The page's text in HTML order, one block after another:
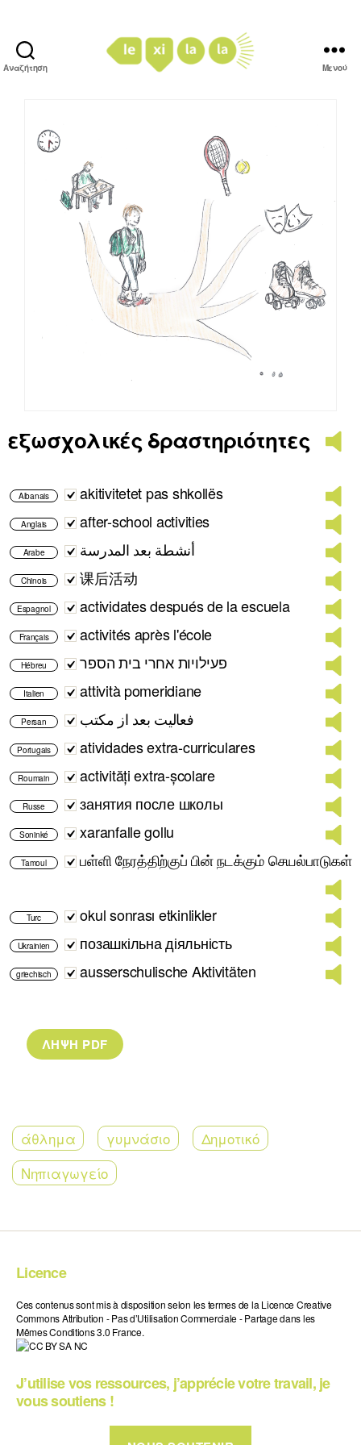
Αναζήτηση Μενού
εξωσχολικές δραστηριότητες
Albanais akitivitetet pas shkollës
Anglais after-school activities
Arabe أنشطة بعد المدرسة
Chinois 课后活动
Espagnol actividates después de la escuela
Français activités après l'école
Hébreu פעילויות אחרי בית הספר
Italien attività pomeridiane
Persan فعالیت بعد از مکتب
Portugais atividades extra-curriculares
Roumain activități extra-școlare
Russe занятия после школы
Soninké xaranfalle gollu
Tamoul பள்ளி நேரத்திற்குப் பின் நடக்கும் செயல்பாடுகள்
Turc okul sonrası etkinlikler
Ukrainien позашкільна діяльність
griechisch ausserschulische Aktivitäten
άθλημα γυμνάσιο
Δημοτικό
Νηπιαγωγείο
Licence
Ces contenus sont mis à disposition selon les termes de la Licence Creative
Commons Attribution - Pas d’Utilisation Commerciale - Partage dans les
Mêmes Conditions 3.0 France.
J’utilise vos ressources, j’apprécie votre travail, je
vous soutiens !